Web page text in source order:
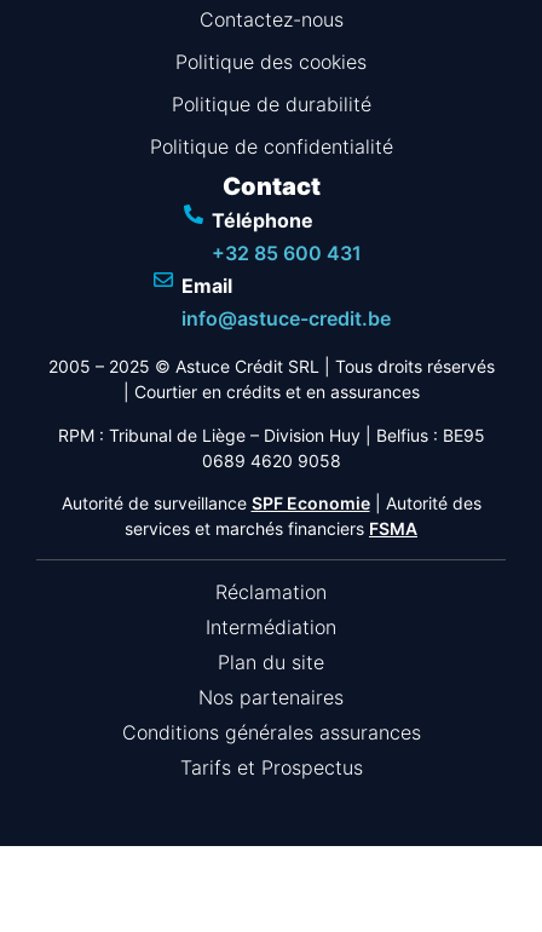
Contactez-nous
Politique des cookies
Politique de durabilité
Politique de confidentialité
Contact
Téléphone
+32 85 600 431
Email
info@astuce-credit.be
2005 – 2025 © Astuce Crédit SRL
| Tous droits réservés
Courtier en crédits et en assurances
RPM : Tribunal de Liège – Division Huy | Belfius : BE95
0689 4620 9058
Autorité de surveillance SPF Economie| Autorité des
services et marchés financiers FSMA
Réclamation
Intermédiation
Plan du site
Nos partenaires
Conditions générales assurances
Tarifs et Prospectus